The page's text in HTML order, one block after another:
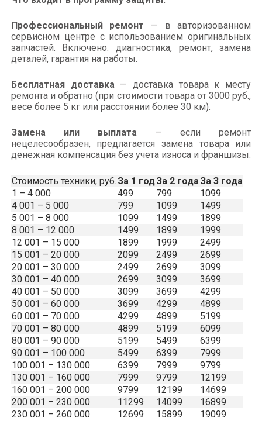
Профессиональный ремонт — в авторизованном
сервисном центре с использованием оригинальных
запчастей. Включено: диагностика, ремонт, замена
деталей, гарантия на работы.
Бесплатная доставка— доставка товара к месту
ремонта и обратно (при стоимости товара от 3000 руб.,
весе более 5 кг или расстоянии более 30 км).
Замена или выплата— если ремонт
нецелесообразен, предлагается замена товара или
денежная компенсация без учета износа и франшизы.
Стоимость техники, руб. За 1 годЗа 2 годаЗа 3 года
1 – 4 000
499 799
1099
4 001 – 5 000
799 1099
1499
5 001 – 8 000
1099 1499
1899
8 001 – 12 000
1499 1899
1999
12 001 – 15 000
1899 1999
2499
15 001 – 20 000
2099 2499
2699
20 001 – 30 000
2499 2699
3099
30 001 – 40 000
2699 3099
3699
40 001 – 50 000
3099 3699
4299
50 001 – 60 000
3699 4299
4899
60 001 – 70 000
4299 4899
5199
70 001 – 80 000
4899 5199
6099
80 001 – 90 000
5199 5499
6399
90 001 – 100 000
5499 6399
7999
100 001 – 130 000
6399 7999
9799
130 001 – 160 000
7999 9799
12199
160 001 – 200 000
9799 12199
14699
200 001 – 230 000
11299 14099
16899
230 001 – 260 000
12699 15899 19099